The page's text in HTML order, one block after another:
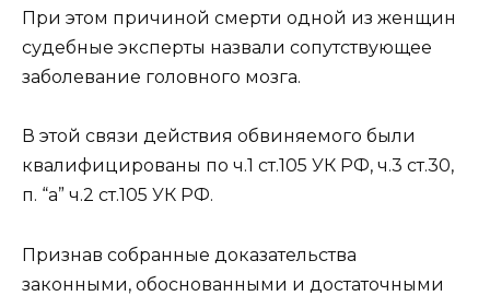
При этом причиной смерти одной из женщин
судебные эксперты назвали сопутствующее
заболевание головного мозга.
В этой связи действия обвиняемого были
квалифицированы по ч.1 ст.105 УК РФ, ч.3 ст.30,
п. “а” ч.2 ст.105 УК РФ.
Признав собранные доказательства
законными, обоснованными и достаточными